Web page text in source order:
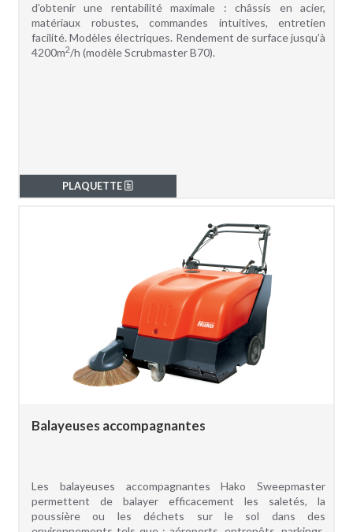
d’obtenir une rentabilité maximale : châssis en acier,
matériaux robustes, commandes intuitives, entretien
facilité. Modèles électriques. Rendement de surface jusqu’à
4200m2/h (modèle Scrubmaster B70).
PLAQUETTE
Balayeuses accompagnantes
Les balayeuses accompagnantes Hako Sweepmaster
permettent de balayer efficacement les saletés, la
poussière ou les déchets sur le sol dans des